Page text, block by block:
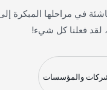
في مراحلها المبكرة إلى
فعلنا كل شيء!
والمؤسسات